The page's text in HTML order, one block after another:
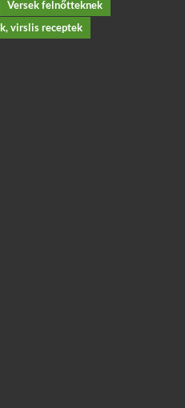
Versek felnőtteknek
virslis receptek